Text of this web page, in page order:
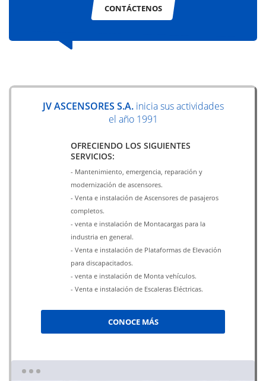
CONTÁCTENOS
JV ASCENSORES S.A. inicia sus actividades
el año 1991
OFRECIENDO LOS SIGUIENTES
SERVICIOS:
- Mantenimiento, emergencia, reparación y
modernización de ascensores.
- Venta e instalación de Ascensores de pasajeros
completos.
- venta e instalación de Montacargas para la
industria en general.
- Venta e instalación de Plataformas de Elevación
para discapacitados.
- venta e instalación de Monta vehículos.
- Venta e instalación de Escaleras Eléctricas.
CONOCE MÁS